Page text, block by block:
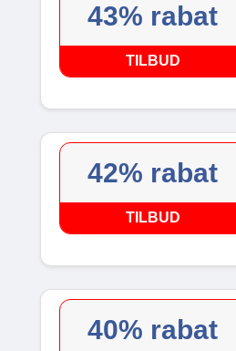
43% rabat
TILBUD
42% rabat
TILBUD
40% rabat